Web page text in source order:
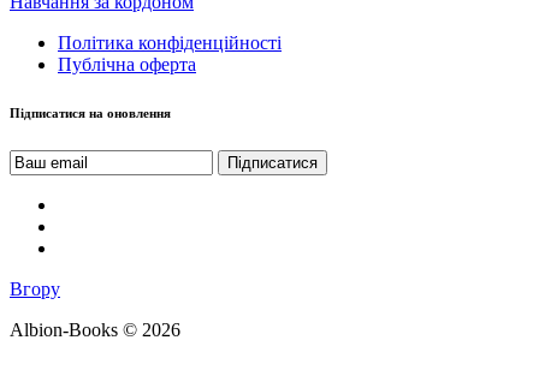
Політика конфіденційності
Публічна оферта
Підписатися на оновлення
Вгору
Albion-Books © 2026